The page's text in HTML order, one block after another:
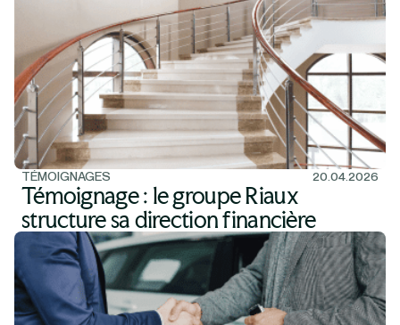
TÉMOIGNAGES 20.04.2026
Témoignage : le groupe Riaux
structure sa direction financière